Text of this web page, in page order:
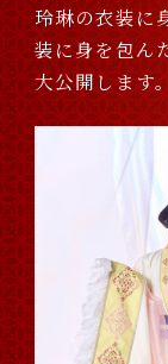
玲琳の衣装に
装に身を包ん
大公開します。